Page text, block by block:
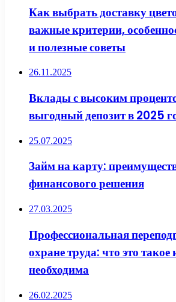
Как выбрать доставку
важные критерии,
и полезные советы
26.11.2025
Вклады с высоким
выгодный депозит в 2025
25.07.2025
Займ на карту:
финансового решения
27.03.2025
Профессиональная
охране труда: что это
необходима
26.02.2025